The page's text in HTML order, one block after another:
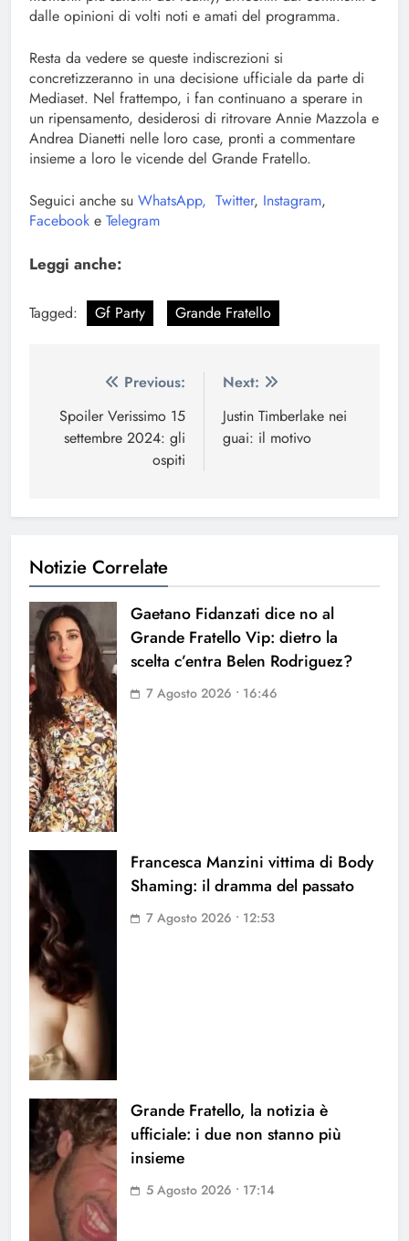
dalle opinioni di volti noti e amati del programma.
Resta da vedere se queste indiscrezioni si
concretizzeranno in una decisione ufficiale da parte di
Mediaset. Nel frattempo, i fan continuano a sperare in
un ripensamento, desiderosi di ritrovare Annie Mazzola e
Andrea Dianetti nelle loro case, pronti a commentare
insieme a loro le vicende del Grande Fratello.
Seguici anche su WhatsApp, Twitter, Instagram,
Facebook e Telegram
Leggi anche:
Tagged: Gf Party Grande Fratello
Navigazione
articoli
Previous:
Spoiler Verissimo 15
settembre 2024: gli
ospiti
Next:
Justin Timberlake nei
guai: il motivo
Notizie Correlate
Gaetano Fidanzati dice no al
Grande Fratello Vip: dietro la
scelta c’entra Belen Rodriguez?
7 Agosto 2026 • 16:46
Francesca Manzini vittima di Body
Shaming: il dramma del passato
7 Agosto 2026 • 12:53
Grande Fratello, la notizia è
ufficiale: i due non stanno più
insieme
5 Agosto 2026 • 17:14